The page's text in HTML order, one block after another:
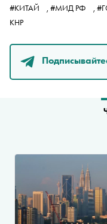
#КИТАЙ
, #МИД РФ ,
КНР